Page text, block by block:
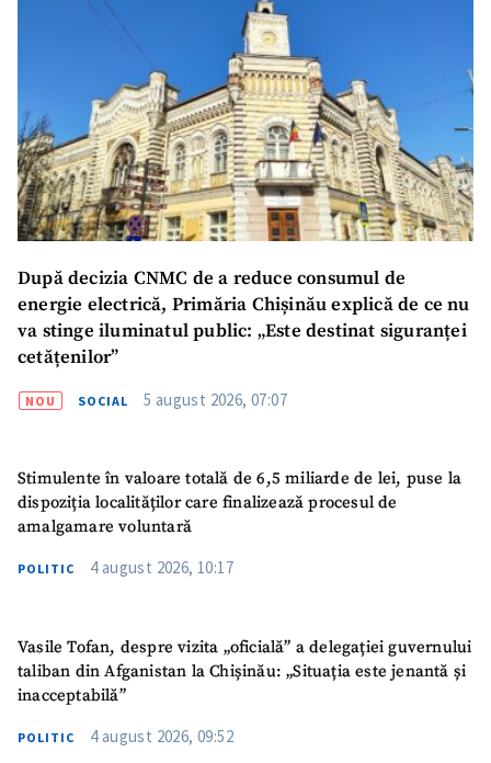
SUSȚINE
După decizia CNMC de a reduce consumul de
energie electrică, Primăria Chișinău explică de ce nu
va stinge iluminatul public: „Este destinat siguranței
cetățenilor”
NOU SOCIAL 5 august 2026, 07:07
Stimulente în valoare totală de 6,5 miliarde de lei, puse la
dispoziția localităților care finalizează procesul de
amalgamare voluntară
POLITIC 4 august 2026, 10:17
Vasile Tofan, despre vizita „oficială” a delegației guvernului
taliban din Afganistan la Chișinău: „Situația este jenantă și
inacceptabilă”
POLITIC 4 august 2026, 09:52